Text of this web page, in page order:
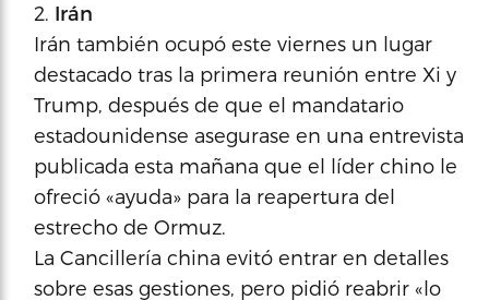
Irán
Irán también ocupó este viernes un lugar
destacado tras la primera reunión entre Xi y
Trump, después de que el mandatario
estadounidense asegurase en una entrevista
publicada esta mañana que el líder chino le
ofreció «ayuda» para la reapertura del
estrecho de Ormuz.
La Cancillería china evitó entrar en detalles
sobre esas gestiones, pero pidió reabrir «lo